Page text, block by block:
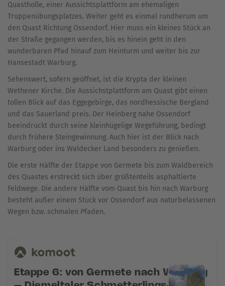
Quastholle, einer Aussichtsplattform am ehemaligen
Truppenübungsplatzes. Weiter geht es einmal rundherum um
den Quast Richtung Ossendorf. Hier muss ein kleines Stück an
der Straße gegangen werden, bis es hinein geht in den
wunderbaren Pfad hinauf zum Heinturm und weiter bis zur
Hansestadt Warburg.
Sehenswert, sofern geöffnet, ist die Krypta der kleinen
Wethener Kirche. Die Aussichstplattform am Quast gibt einen
tollen Blick auf das Eggegebirge, das nordhessische Bergland
und das Sauerland preis. Der Heinberg nahe Ossendorf
beeindruckt durch seine kleinhügelige Wegeführung, bedingt
durch frühere Steingewinnung. Auch hier ist der Blick nach
Warburg oder ins Waldecker Land besonders zu genießen.
Die erste Hälfte der Etappe von Germete bis zum Waldbereich
des Quastes erstreckt sich über größtenteils asphaltierte
Feldwege. Die andere Hälfte vom Quast bis hin nach Warburg
besteht außer einem Stück vor Ossendorf aus naturbelassenen
Wegen bzw. schmalen Pfaden.